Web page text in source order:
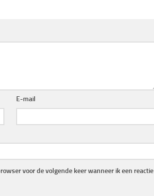
E-mail
voor de volgende keer wanneer ik een reactie